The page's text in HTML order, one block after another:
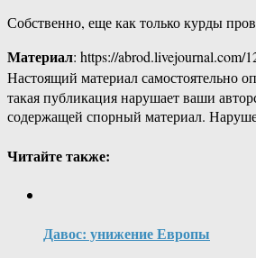
Собственно, еще как только курды
Материал: https://abrod.livejournal.com/
Настоящий материал самостоятельно
такая публикация нарушает ваши
содержащей спорный материал.
Читайте также:
Давос: унижение Европы